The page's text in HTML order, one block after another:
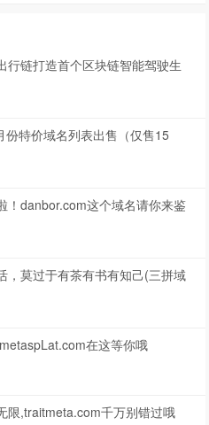
行链打造首个区块链智能驾驶生
份特价域名列表出售（仅售15
！danbor.com这个域名请你来鉴
，莫过于有茶有书有知己(三拼域
在这等你哦
限,traitmeta.com千万别错过哦